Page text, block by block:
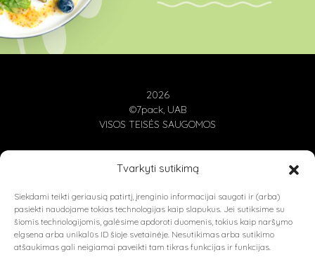
Tvarkyti sutikimą
Siekdami teikti geriausią patirtį, įrenginio informacijai saugoti ir (arba)
pasiekti naudojame tokias technologijas kaip slapukus. Jei sutiksime su
šiomis technologijomis, galėsime apdoroti duomenis, tokius kaip naršymo
elgsena arba unikalūs ID šioje svetainėje. Nesutikimas arba sutikimo
atšaukimas gali neigiamai paveikti tam tikras funkcijas ir funkcijas.
2026
©7pack, UAB
VISOS TEISĖS SAUGOMOS
BLOG STRAIPSNIAI
PRIVATUMO POLITIKA
NAUDOJIMOSI TAISYKLĖS